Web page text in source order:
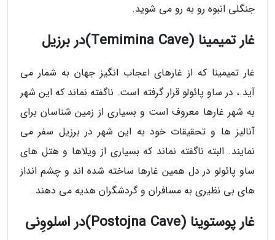
جنگلی انبوه رو به رو می شوید.
غار تمیمینا (Temimina Cave)در برزیل
غار تمیمینا که از غارهای اعجاب انگیز جهان به شمار می
آید.، در ساو پائولو قرار گرفته است. ناگفته نماند که این شهر
به شهر غارها معروف است و بسیاری از زمین شناسان برای
آنالیز ها و تحقیقات خود به این شهر در برزیل سفر می
نمایند. البته ناگفته نماند که بسیاری از ویلاها و هتل های
ساو پائولو در دل همین غارها ساخته شده اند و چشم انداز
های بی نظیری به مسافران و گردشگران هدیه می دهند.
غار پوستوینا (Postojna Cave)در اسلووِنی